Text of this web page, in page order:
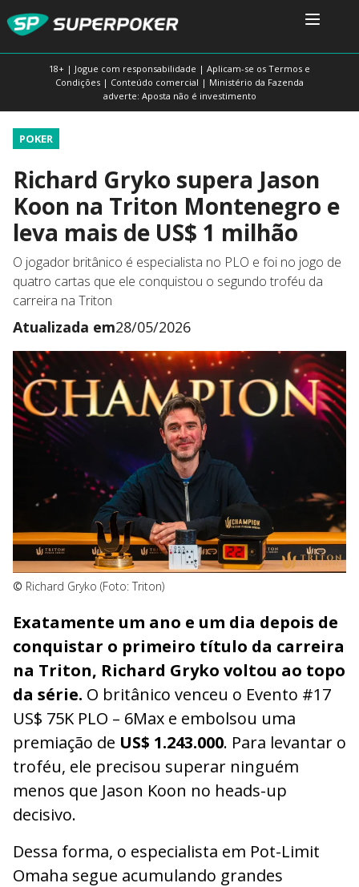
18+ | Jogue com responsabilidade | Aplicam-se os Termos e
Condições | Conteúdo comercial | Ministério da Fazenda
adverte: Aposta não é investimento
POKER
Richard Gryko supera Jason
Koon na Triton Montenegro e
leva mais de US$ 1 milhão
O jogador britânico é especialista no PLO e foi no jogo de
quatro cartas que ele conquistou o segundo troféu da
carreira na Triton
Atualizada em28/05/2026
© Richard Gryko (Foto: Triton)
Exatamente um ano e um dia depois de
conquistar o primeiro título da carreira
na Triton, Richard Gryko voltou ao topo
da série. O britânico venceu o Evento #17
US$ 75K PLO – 6Max e embolsou uma
premiação de US$ 1.243.000. Para levantar o
troféu, ele precisou superar ninguém
menos que Jason Koon no heads-up
decisivo.
Dessa forma, o especialista em Pot-Limit
Omaha segue acumulando grandes